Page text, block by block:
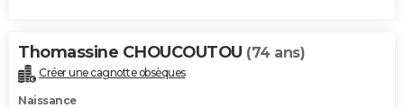
Thomassine CHOUCOUTOU (74 ans)
Créer une cagnotte obsèques
Naissance